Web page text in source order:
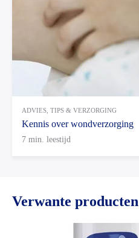
ADVIES, TIPS & VERZORGING
Kennis over wondverzorging
7 min. leestijd
Verwante producten